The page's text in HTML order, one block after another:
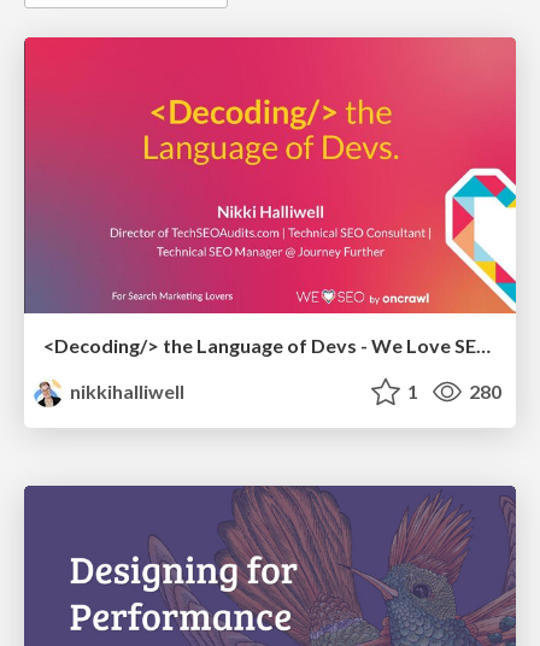
<Decoding/> the Language of Devs - We Love SEO 2024
nikkihalliwell
1 280